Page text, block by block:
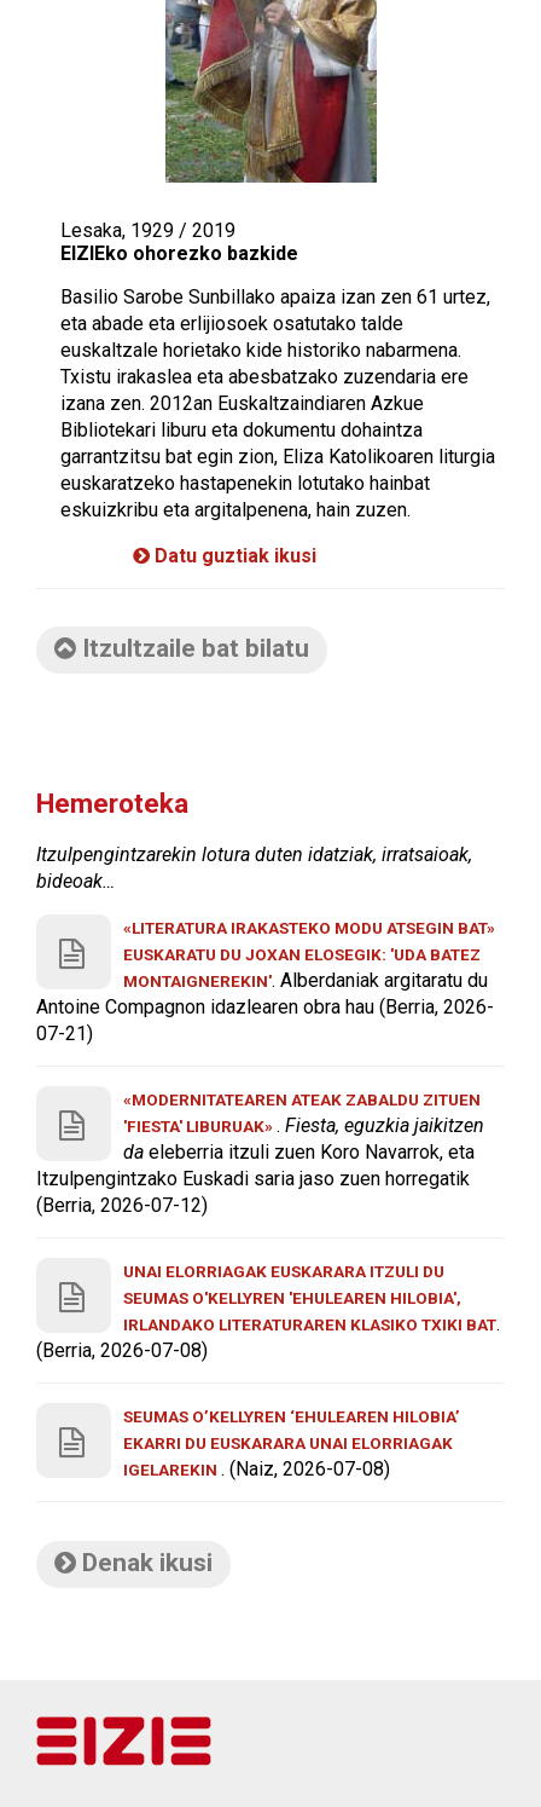
Lesaka, 1929 / 2019
EIZIEko ohorezko bazkide
Basilio Sarobe Sunbillako apaiza izan zen 61 urtez,
eta abade eta erlijiosoek osatutako talde
euskaltzale horietako kide historiko nabarmena.
Txistu irakaslea eta abesbatzako zuzendaria ere
izana zen. 2012an Euskaltzaindiaren Azkue
Bibliotekari liburu eta dokumentu dohaintza
garrantzitsu bat egin zion, Eliza Katolikoaren liturgia
euskaratzeko hastapenekin lotutako hainbat
eskuizkribu eta argitalpenena, hain zuzen.
Datu guztiak ikusi
Itzultzaile bat bilatu
Hemeroteka
Itzulpengintzarekin lotura duten idatziak, irratsaioak,
bideoak…
«LITERATURA IRAKASTEKO MODU ATSEGIN BAT»
EUSKARATU DU JOXAN ELOSEGIK: 'UDA BATEZ
MONTAIGNEREKIN'. Alberdaniak argitaratu du
Antoine Compagnon idazlearen obra hau (Berria, 2026-
07-21)
«MODERNITATEAREN ATEAK ZABALDU ZITUEN
'FIESTA' LIBURUAK». Fiesta, eguzkia jaikitzen
da eleberria itzuli zuen Koro Navarrok, eta
Itzulpengintzako Euskadi saria jaso zuen horregatik
(Berria, 2026-07-12)
UNAI ELORRIAGAK EUSKARARA ITZULI DU
SEUMAS O'KELLYREN 'EHULEAREN HILOBIA',
IRLANDAKO LITERATURAREN KLASIKO TXIKI BAT.
(Berria, 2026-07-08)
SEUMAS O’KELLYREN ‘EHULEAREN HILOBIA’
EKARRI DU EUSKARARA UNAI ELORRIAGAK
IGELAREKIN . (Naiz, 2026-07-08)
Denak ikusi